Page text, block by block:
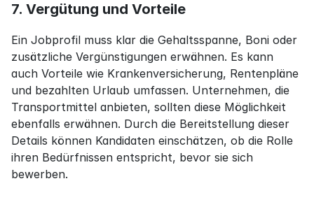
7. Vergütung und Vorteile
Ein Jobprofil muss klar die Gehaltsspanne, Boni oder
zusätzliche Vergünstigungen erwähnen. Es kann
auch Vorteile wie Krankenversicherung, Rentenpläne
und bezahlten Urlaub umfassen. Unternehmen, die
Transportmittel anbieten, sollten diese Möglichkeit
ebenfalls erwähnen. Durch die Bereitstellung dieser
Details können Kandidaten einschätzen, ob die Rolle
ihren Bedürfnissen entspricht, bevor sie sich
bewerben.